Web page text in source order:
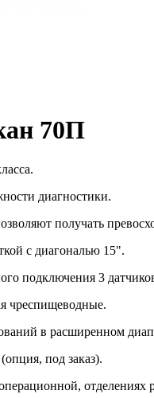
70П
диагностики.
получать
с диагональю 15".
подключения 3
чреспищеводные.
в расширенном
под заказ).